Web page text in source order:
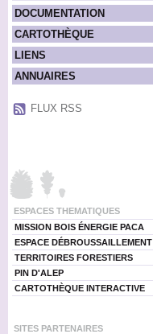
DOCUMENTATION
CARTOTHÈQUE
LIENS
ANNUAIRES
FLUX RSS
ESPACES THEMATIQUES
MISSION BOIS ÉNERGIE PACA
ESPACE DÉBROUSSAILLEMENT
TERRITOIRES FORESTIERS
PIN D'ALEP
CARTOTHÈQUE INTERACTIVE
SITES PARTENAIRES